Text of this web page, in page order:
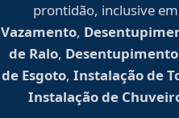
prontidão, inclusive
Vazamento,
de Ralo, Desentupimento
de Esgoto, Instalação de
Instalação de